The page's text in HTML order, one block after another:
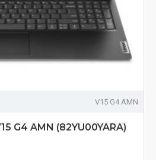
V15 G4 AMN
G4 AMN (82YU00YARA)